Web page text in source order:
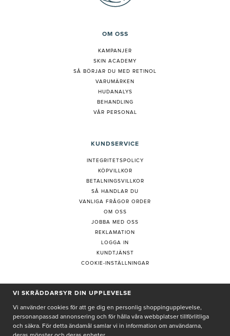
OM OSS
KAMPANJER
SKIN ACADEMY
SÅ BÖRJAR DU MED RETINOL
VARUMÄRKEN
HUDANALYS
BEHANDLING
VÅR PERSONAL
KUNDSERVICE
INTEGRITETSPOLICY
KÖPVILLKOR
BETALNINGSVILLKOR
SÅ HANDLAR DU
VANLIGA FRÅGOR ORDER
OM OSS
JOBBA MED OSS
REKLAMATION
LOGGA IN
KUNDTJÄNST
COOKIE-INSTÄLLNINGAR
PRENUMERERA PÅ NYHETSBREV
VI SKRÄDDARSYR DIN UPPLEVELSE
Vi använder cookies för att ge dig en personlig shoppingupplevelse,
personanpassad annonsering och för hålla våra webbplatser tillförlitliga
och säkra. För detta ändamål samlar vi in information om användarna,